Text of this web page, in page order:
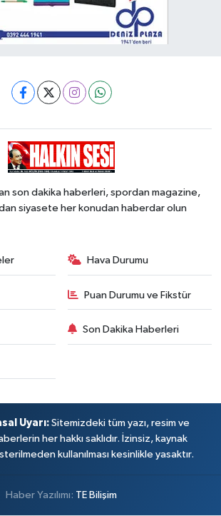
son dakika haberleri, spordan magazine,
siyasete her konudan haberdar olun
Hava Durumu
Puan Durumu ve Fikstür
Son Dakika Haberleri
Uyarı:Sitemizdeki tüm yazı, resim ve
her hakkı saklıdır. İzinsiz, kaynak
kullanılması kesinlikle yasaktır.
Haber Yazılımı: TE Bilişim